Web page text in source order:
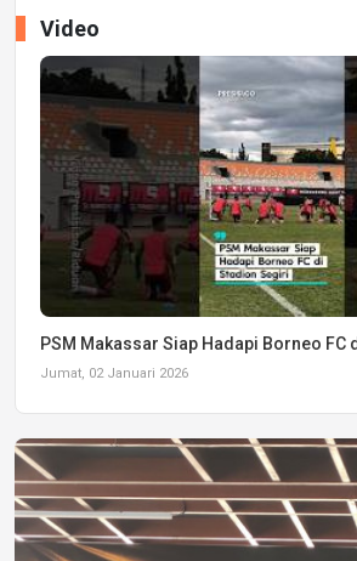
Video
PSM Makassar Siap Hadapi Borneo FC
Jumat, 02 Januari 2026